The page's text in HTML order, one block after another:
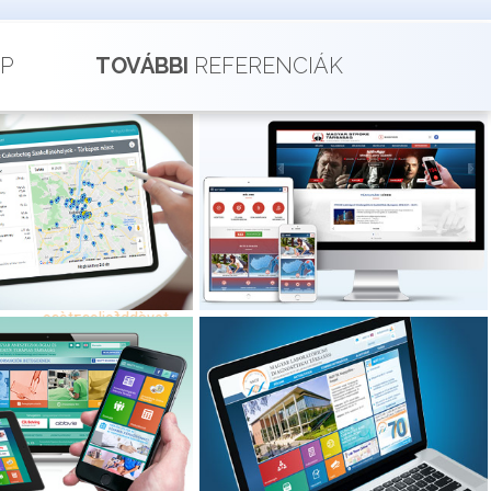
TOVÁBBI REFERENCIÁK
Cukorbeteg
Szakellátóhelyek
Elektronikus
Nyilvántartása
Diabetes Társaság -
Szakellátóhely
rendszer jelentős
továbbfejlesztése
STROKETARS.hu
Magyar Stroke Társaság
oldalának teljes körű
modernizációja
MAITT.hu |
ANESZTINFO.hu
Aneszteziológiai és
Terápiás Társaság
szakmai és laikus
oldala
MLDT.hu
Magyar Laboratóriumi
Diagnosztikai Társaság portál
megújítás